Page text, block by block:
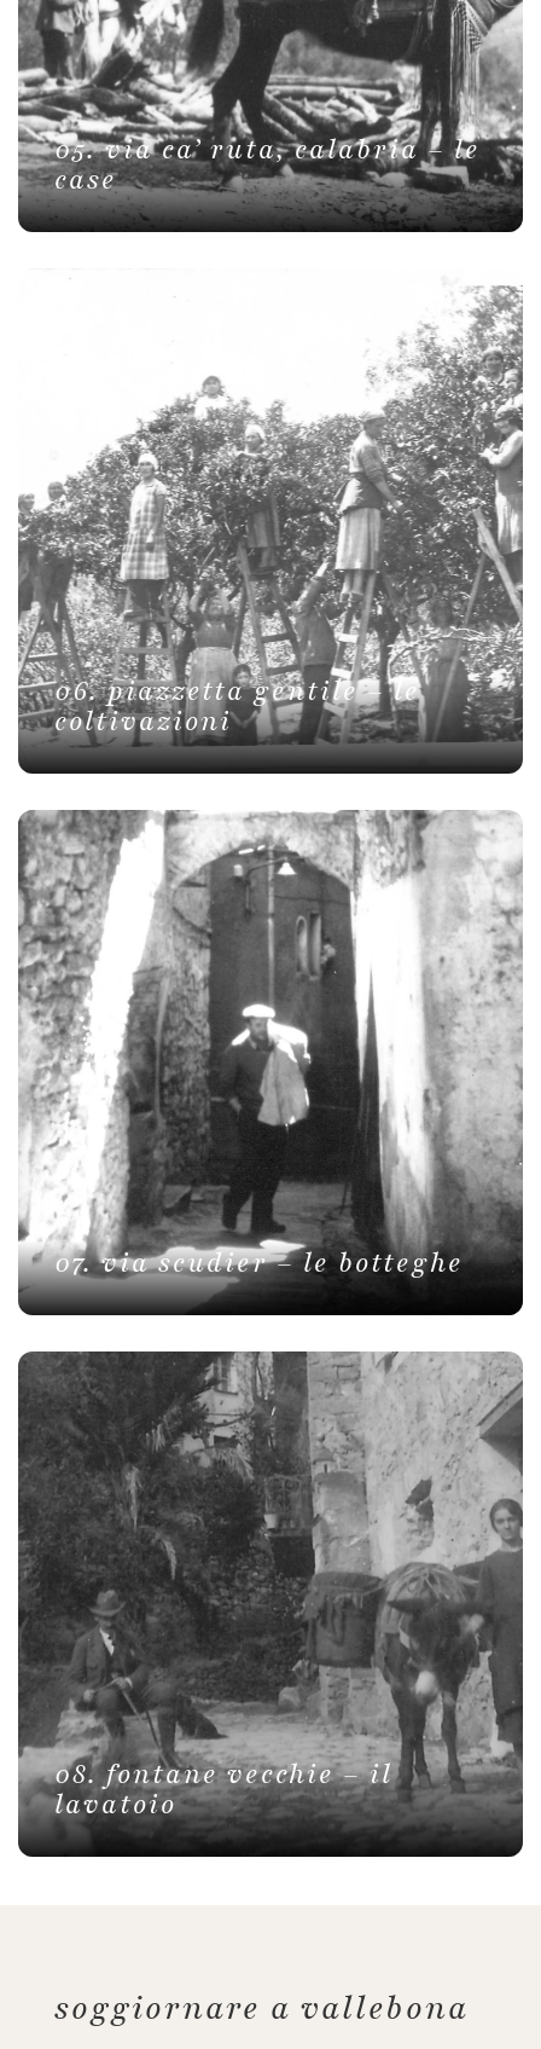
05. via ca’ ruta, calabria – le
case
06. piazzetta gentile – le
coltivazioni
07. via scudier – le botteghe
08. fontane vecchie – il
lavatoio
soggiornare a vallebona